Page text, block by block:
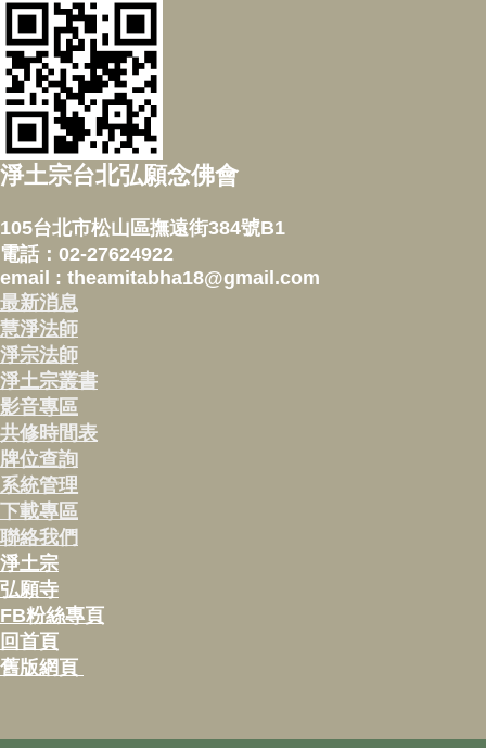
淨土宗台北弘願念佛會
105台北市松山區撫遠街384號B1
電話：02-27624922
email : theamitabha18@gmail.com
最新消息
慧淨法師
淨宗法師
淨土宗叢書
影音專區
共修時間表
牌位查詢
系統管理
下載專區
聯絡我們
淨土宗
弘願寺
FB粉絲專頁
回首頁
舊版網頁